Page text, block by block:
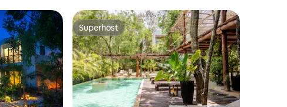
Superhost
Superhost